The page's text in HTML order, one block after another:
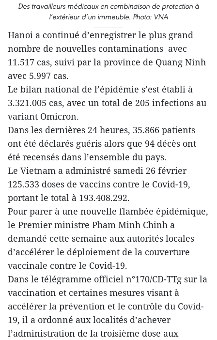
Des travailleurs médicaux en combinaison de protection à
l’extérieur d’un immeuble. Photo: VNA
Hanoi a continué d’enregistrer le plus grand
nombre de nouvelles contaminations avec
11.517 cas, suivi par la province de Quang Ninh
avec 5.997 cas.
Le bilan national de l’épidémie s’est établi à
3.321.005 cas, avec un total de 205 infections au
variant Omicron.
Dans les dernières 24 heures, 35.866 patients
ont été déclarés guéris alors que 94 décès ont
été recensés dans l’ensemble du pays.
Le Vietnam a administré samedi 26 février
125.533 doses de vaccins contre le Covid-19,
portant le total à 193.408.292.
Pour parer à une nouvelle flambée épidémique,
le Premier ministre Pham Minh Chinh a
demandé cette semaine aux autorités locales
d’accélérer le déploiement de la couverture
vaccinale contre le Covid-19.
Dans le télégramme officiel n°170/CD-TTg sur la
vaccination et certaines mesures visant à
accélérer la prévention et le contrôle du Covid-
19, il a ordonné aux localités d’achever
l’administration de la troisième dose aux